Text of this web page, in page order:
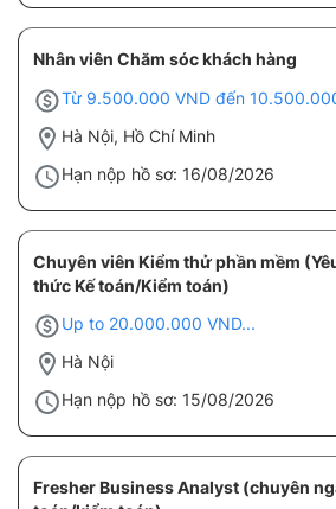
Nhân viên Chăm sóc khách hàng
Từ 9.500.000 VND đến
Hà Nội, Hồ Chí Minh
Hạn nộp hồ sơ: 16/08/2026
Chuyên viên Kiểm thử phần mềm
thức Kế toán/Kiểm toán)
Up to 20.000.000 VND...
Hà Nội
Hạn nộp hồ sơ: 15/08/2026
Fresher Business Analyst (chuyên